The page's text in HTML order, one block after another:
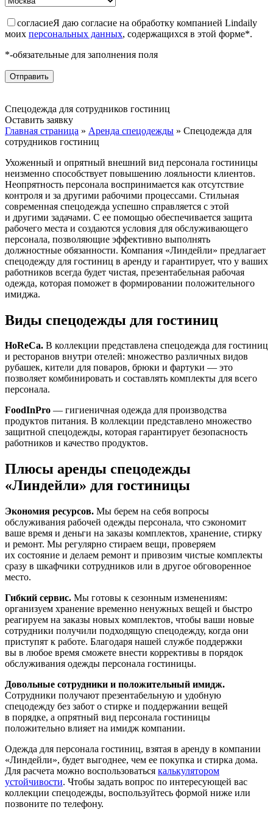
согласиеЯ даю согласие на обработку компанией Lindaily
моих персональных данных, содержащихся в этой форме*.
*-обязательные для заполнения поля
Спецодежда для сотрудников гостиниц
Оставить заявку
Главная страница » Аренда спецодежды » Спецодежда для
сотрудников гостиниц
Ухоженный и опрятный внешний вид персонала гостиницы
неизменно способствует повышению лояльности клиентов.
Неопрятность персонала воспринимается как отсутствие
контроля и за другими рабочими процессами. Стильная
современная спецодежда успешно справляется с этой
и другими задачами. С ее помощью обеспечивается защита
рабочего места и создаются условия для обслуживающего
персонала, позволяющие эффективно выполнять
должностные обязанности. Компания «Линдейли» предлагает
спецодежду для гостиниц в аренду и гарантирует, что у ваших
работников всегда будет чистая, презентабельная рабочая
одежда, которая поможет в формировании положительного
имиджа.
Виды спецодежды для гостиниц
HoReCa. В коллекции представлена спецодежда для гостиниц
и ресторанов внутри отелей: множество различных видов
рубашек, кители для поваров, брюки и фартуки — это
позволяет комбинировать и составлять комплекты для всего
персонала.
FoodInPro — гигиеничная одежда для производства
продуктов питания. В коллекции представлено множество
защитной спецодежды, которая гарантирует безопасность
работников и качество продуктов.
Плюсы аренды спецодежды
«Линдейли» для гостиницы
Экономия ресурсов. Мы берем на себя вопросы
обслуживания рабочей одежды персонала, что сэкономит
ваше время и деньги на заказы комплектов, хранение, стирку
и ремонт. Мы регулярно стираем вещи, проверяем
их состояние и делаем ремонт и привозим чистые комплекты
сразу в шкафчики сотрудников или в другое обговоренное
место.
Гибкий сервис. Мы готовы к сезонным изменениям:
организуем хранение временно ненужных вещей и быстро
реагируем на заказы новых комплектов, чтобы ваши новые
сотрудники получили подходящую спецодежду, когда они
приступят к работе. Благодаря нашей службе поддержки
вы в любое время сможете внести коррективы в порядок
обслуживания одежды персонала гостиницы.
Довольные сотрудники и положительный имидж.
Сотрудники получают презентабельную и удобную
спецодежду без забот о стирке и поддержании вещей
в порядке, а опрятный вид персонала гостиницы
положительно влияет на имидж компании.
Одежда для персонала гостиниц, взятая в аренду в компании
«Линдейли», будет выгоднее, чем ее покупка и стирка дома.
Для расчета можно воспользоваться калькулятором
устойчивости. Чтобы задать вопрос по интересующей вас
коллекции спецодежды, воспользуйтесь формой ниже или
позвоните по телефону.